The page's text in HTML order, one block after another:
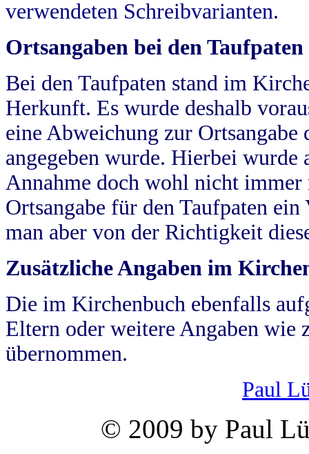
verwendeten Schreibvarianten.
Ortsangaben bei den Taufpaten
Bei den Taufpaten stand im
Herkunft. Es wurde deshalb
eine Abweichung zur
angegeben wurde. Hierbei wurde
Annahme doch wohl nicht
Ortsangabe für den Taufpaten
man aber von der Richtigkeit
Zusätzliche Angaben im
Die im Kirchenbuch ebenfalls
Eltern oder weitere Angaben wie
übernommen.
Paul
© 2009 by Paul